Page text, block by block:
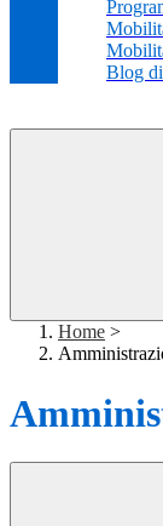
Blog
Home >